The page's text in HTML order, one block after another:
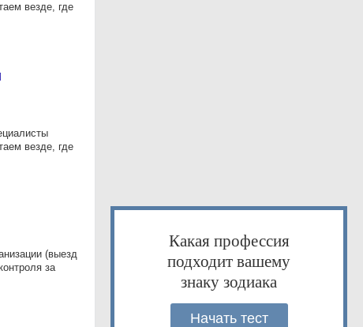
везде, где
везде, где
(выезд
за
Какая профессия
подходит вашему
знаку зодиака
Начать тест